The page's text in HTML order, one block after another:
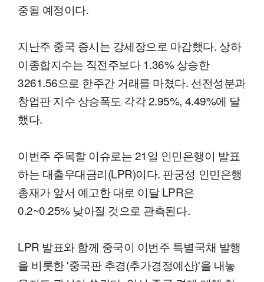
중될 예정이다.
지난주 중국 증시는 강세장으로 마감했다. 상하
이종합지수는 직전주보다 1.36% 상승한
3261.56으로 한주간 거래를 마쳤다. 선전성분과
창업판 지수 상승폭도 각각 2.95%, 4.49%에 달
했다.
이번주 주목할 이슈로는 21일 인민은행이 발표
하는 대출우대금리(LPR)이다. 판궁성 인민은행
총재가 앞서 예고한 대로 이달 LPR은
0.2~0.25% 낮아질 것으로 관측된다.
LPR 발표와 함께 중국이 이번주 특별국채 발행
을 비롯한 '중국판 추경(추가경정예산)'을 내놓